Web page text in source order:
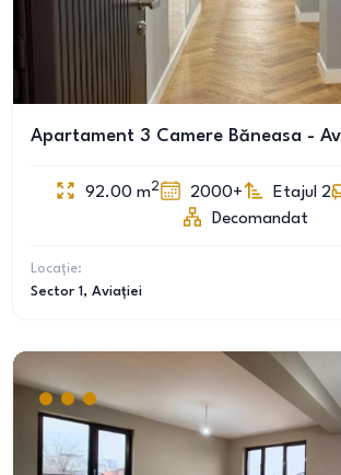
Apartament 3 Camere Băneasa -
92.00 m2 2000+ Etajul 2
Decomandat
Locație:
Sector 1 , Aviației